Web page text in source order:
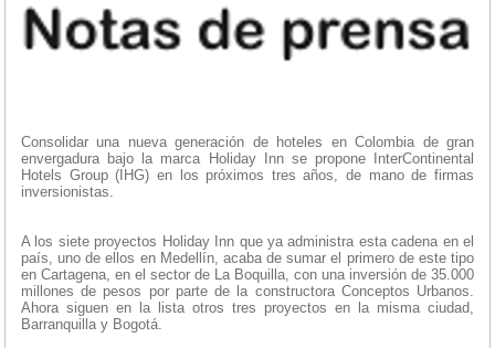
Consolidar una nueva generación de hoteles en Colombia de gran
envergadura bajo la marca Holiday Inn se propone InterContinental
Hotels Group (IHG) en los próximos tres años, de mano de firmas
inversionistas.
A los siete proyectos Holiday Inn que ya administra esta cadena en el
país, uno de ellos en Medellín, acaba de sumar el primero de este tipo
en Cartagena, en el sector de La Boquilla, con una inversión de 35.000
millones de pesos por parte de la constructora Conceptos Urbanos.
Ahora siguen en la lista otros tres proyectos en la misma ciudad,
Barranquilla y Bogotá.